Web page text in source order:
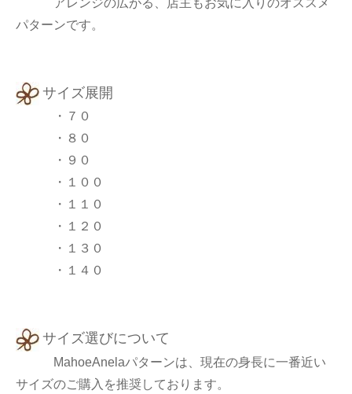
パターンです。
サイズ展開
・７０
・８０
・９０
・１００
・１１０
・１２０
・１３０
・１４０
サイズ選びについて
MahoeAnelaパターンは、現在の身長に一番近い
サイズのご購入を推奨しております。